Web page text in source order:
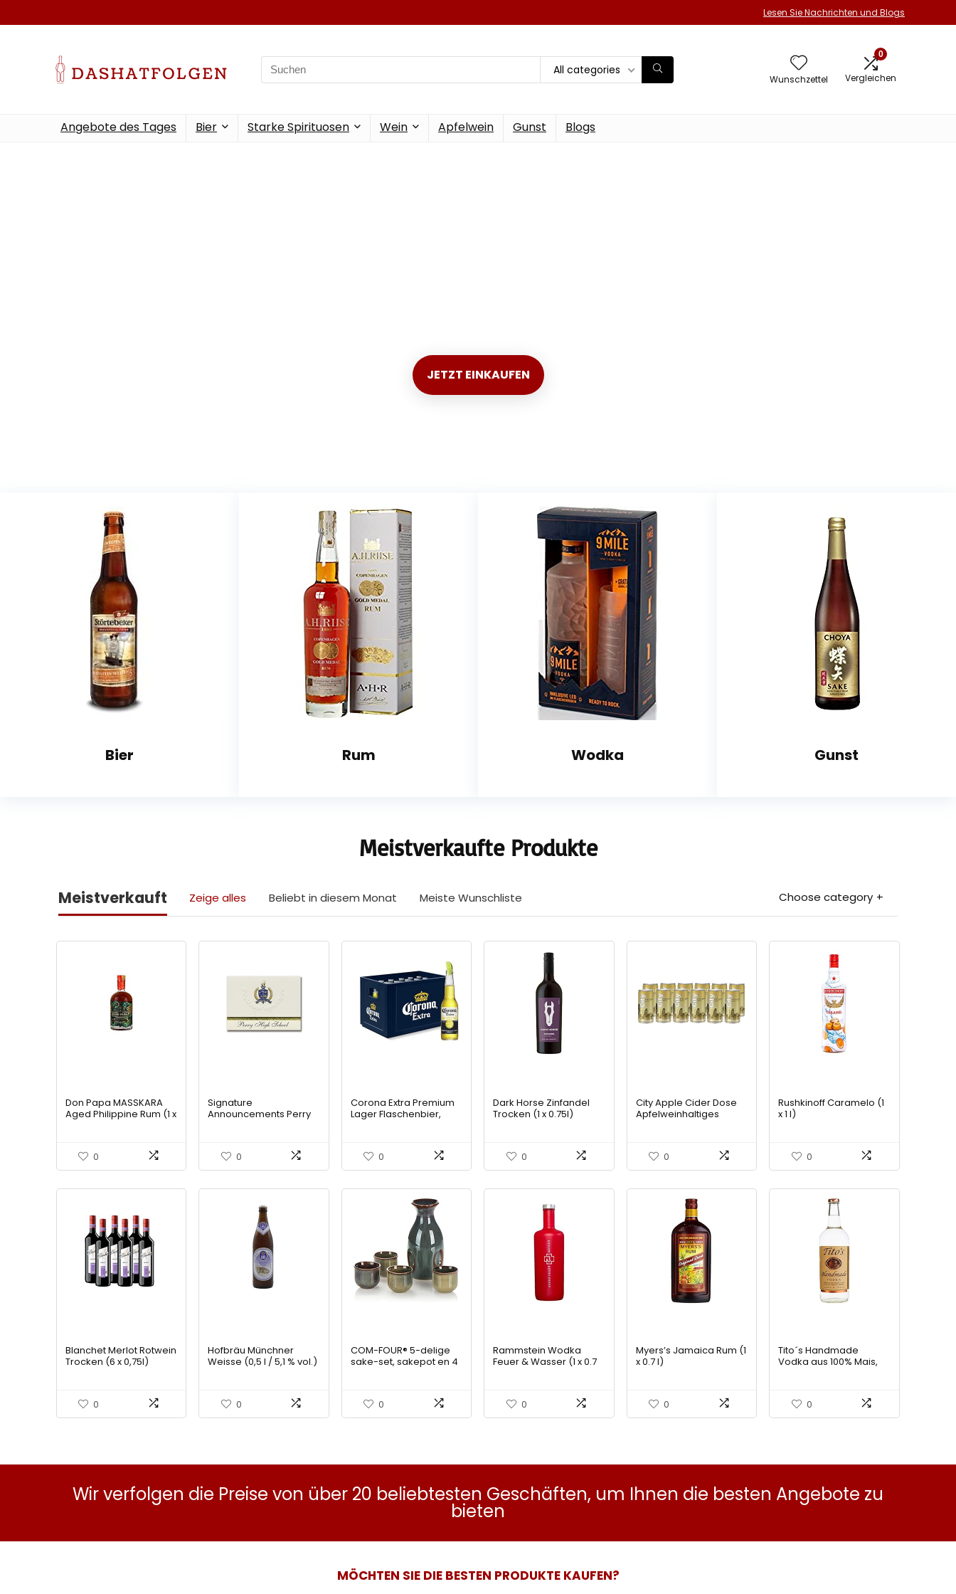
Lesen Sie Nachrichten und Blogs
All categories
Wunschzettel
0
Vergleichen
Angebote des Tages Bier Starke Spirituosen Wein Apfelwein Gunst Blogs
JETZT EINKAUFEN
Bier Rum Wodka Gunst
Meistverkaufte Produkte
Meistverkauft Zeige alles Beliebt in diesem Monat Meiste Wunschliste Choose category
Don Papa MASSKARA
Aged Philippine Rum (1 x
0
Signature
Announcements Perry
Ankündigungen, 15,9 x
29 cm, cremefarben, 25
Stück
56438_206044)
0
Corona Extra Premium
Lager Flaschenbier,
Internationales Lager
Bier
0
Dark Horse Zinfandel
Trocken (1 x 0.75l)
0
City Apple Cider Dose
Apfelweinhaltiges
0
Rushkinoff Caramelo (1
x 1 l)
0
Blanchet Merlot Rotwein
Trocken (6 x 0,75l)
0
Hofbräu Münchner
Weisse (0,5 l / 5,1 % vol.)
0
COM-FOUR® 5-delige
sake-set, sakepot en 4
geglazuurde sakervies
voor sakeceremonies,
steengoed in Japanse
0
Rammstein Wodka
Feuer & Wasser (1 x 0.7
0
Myers’s Jamaica Rum (1
x 0.7 l)
0
Tito´s Handmade
Vodka aus 100% Mais,
Destillation, Wodka
Marke Nr. 1 in den USA,
Made in Austin (Texas),
0
Wir verfolgen die Preise von über 20 beliebtesten Geschäften, um Ihnen die besten Angebote zu
bieten
MÖCHTEN SIE DIE BESTEN PRODUKTE KAUFEN?